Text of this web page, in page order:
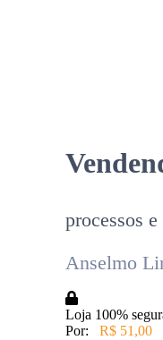
processos
Anselmo
Loja 100%
Por:
R$ 51,00